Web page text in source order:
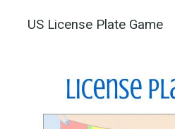
US License Plate Game